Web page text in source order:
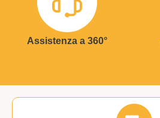
Assistenza a 360°